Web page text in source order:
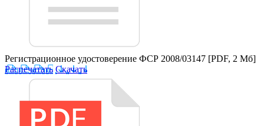
Регистрационное удостоверение ФСР 2008/03147 [PDF, 2 Мб]
Распечатать Скачать